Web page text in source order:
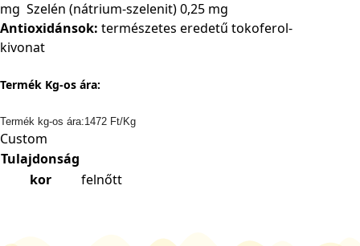
mg Szelén (nátrium-szelenit)0,25 mg
Antioxidánsok: természetes eredetű tokoferol-
kivonat
Termék Kg-os ára:
Termék kg-os ára:1472 Ft/Kg
Custom
Tulajdonság
kor
felnőtt